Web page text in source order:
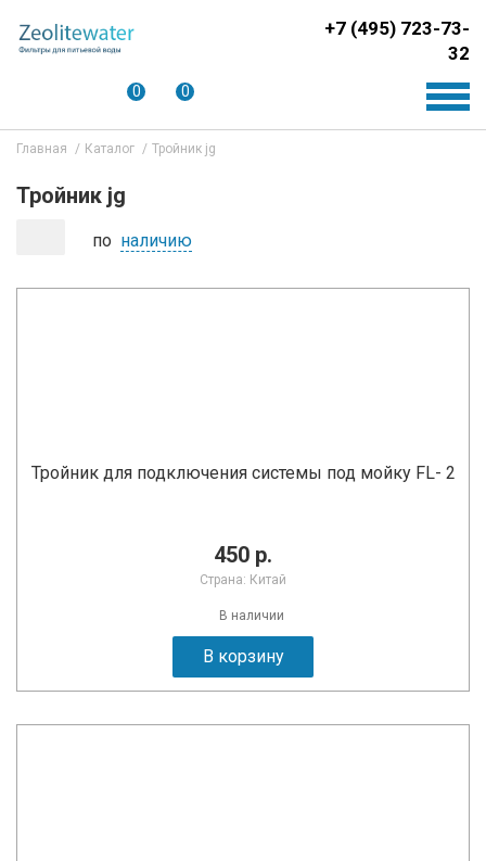
+7 (495) 723-73-
32
0 0
Главная Каталог Тройник jg
Тройник jg
по наличию
Тройник для подключения системы под мойку FL- 2
450 р.
Страна: Китай
В наличии
В корзину